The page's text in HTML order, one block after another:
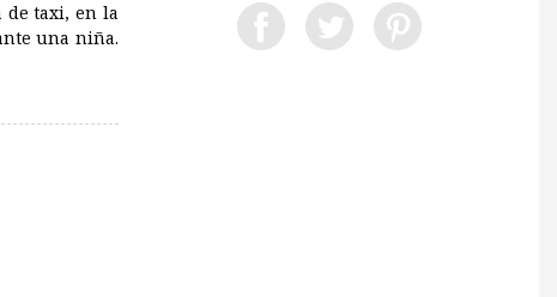
de taxi, en la
una niña.